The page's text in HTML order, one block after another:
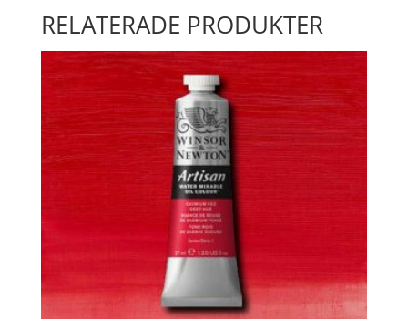
RELATERADE PRODUKTER